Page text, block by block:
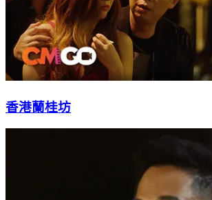
香港蘭桂坊